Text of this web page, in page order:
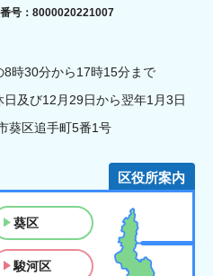
市号：8000020221007
8時30分から17時15分まで
及び12月29日から翌年1月3日
葵区追手町5番1号
区役所案内
葵区
駿河区